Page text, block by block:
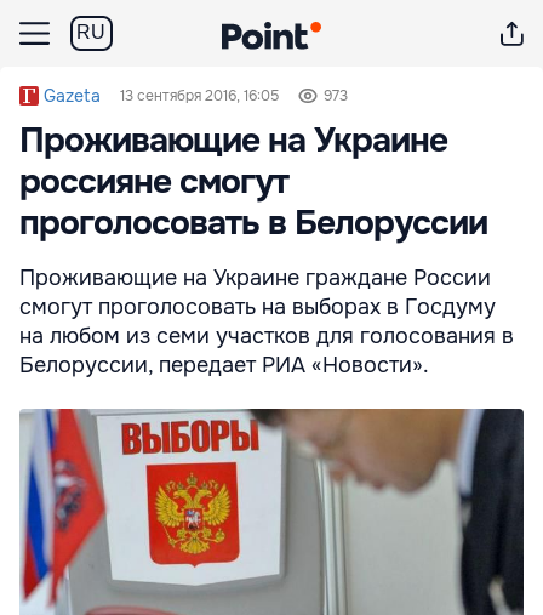
RU
Gazeta 13 сентября 2016, 16:05 973
Проживающие на Украине
россияне смогут
проголосовать в Белоруссии
Проживающие на Украине граждане России
смогут проголосовать на выборах в Госдуму
на любом из семи участков для голосования в
Белоруссии, передает РИА «Новости».